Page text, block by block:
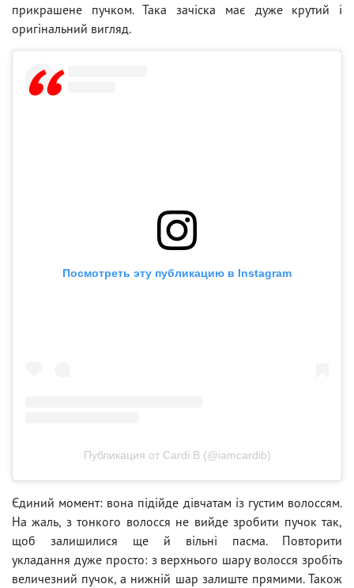
прикрашене пучком. Така зачіска має дуже крутий і
оригінальний вигляд.
Посмотреть эту публикацию в Instagram
Публикация от Cardi B (@iamcardib)
Єдиний момент: вона підійде дівчатам із густим волоссям.
На жаль, з тонкого волосся не вийде зробити пучок так,
щоб залишилися ще й вільні пасма. Повторити
укладання дуже просто: з верхнього шару волосся зробіть
величезний пучок, а нижній шар залиште прямими. Також